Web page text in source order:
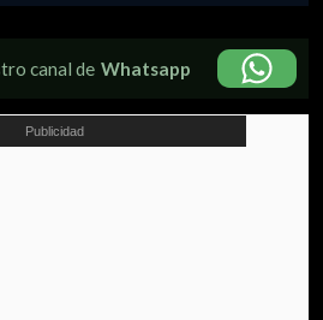
canal de Whatsapp